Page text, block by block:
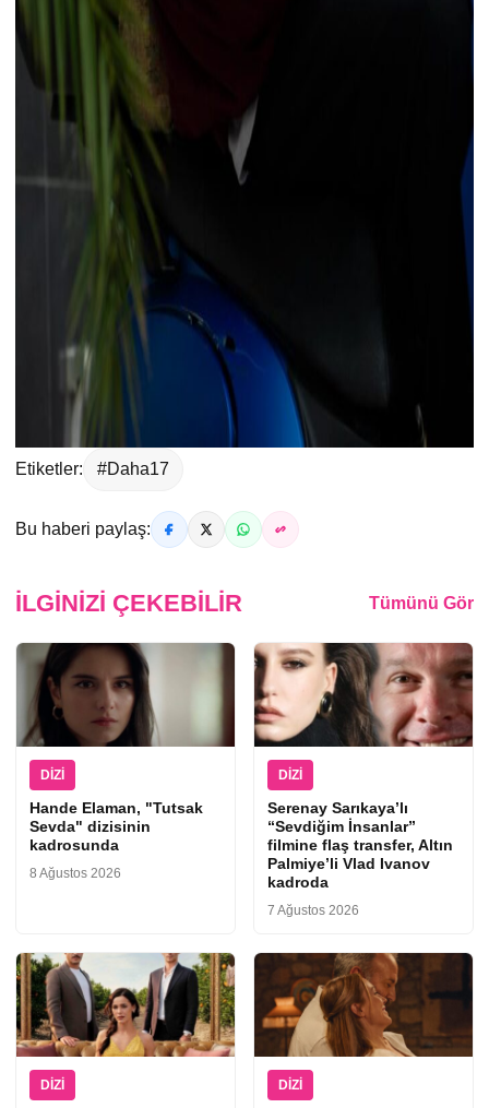
Etiketler: #Daha17
Bu haberi paylaş:
İLGINIZI ÇEKEBILIR Tümünü Gör
DIZI
Hande Elaman, "Tutsak
Sevda" dizisinin
kadrosunda
8 Ağustos 2026
DIZI
Serenay Sarıkaya’lı
“Sevdiğim İnsanlar”
filmine flaş transfer, Altın
Palmiye’li Vlad Ivanov
kadroda
7 Ağustos 2026
DIZI DIZI